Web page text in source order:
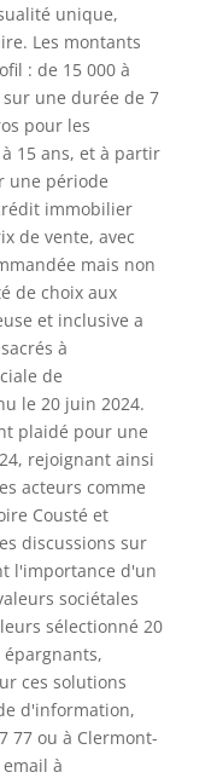
unique,
Les montants
: de 15 000 à
une durée de 7
pour les
15 ans, et à partir
une période
immobilier
de vente, avec
mais non
de choix aux
et inclusive a
à
de
le 20 juin 2024.
plaidé pour une
rejoignant ainsi
acteurs comme
Cousté et
discussions sur
l'importance d'un
sociétales
sélectionné 20
ces solutions
d'information,
77 ou à Clermont-
à